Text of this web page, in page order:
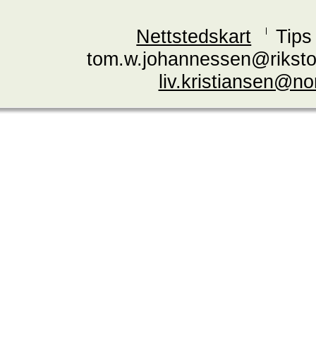
Nettstedskart